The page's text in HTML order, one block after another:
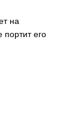
на
портит его